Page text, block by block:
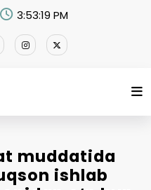
3:53:20 PM
muddatida
ishlab